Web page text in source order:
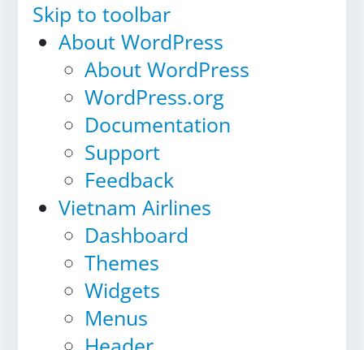
Skip to toolbar
About WordPress
About WordPress
WordPress.org
Documentation
Support
Feedback
Vietnam Airlines
Dashboard
Themes
Widgets
Menus